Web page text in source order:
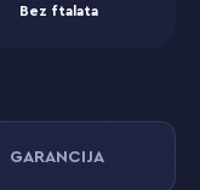
Bez ftalata
GARANCIJA